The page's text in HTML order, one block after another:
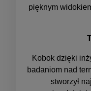
pięknym
Kobok dzięki
badaniom nad
stworzył